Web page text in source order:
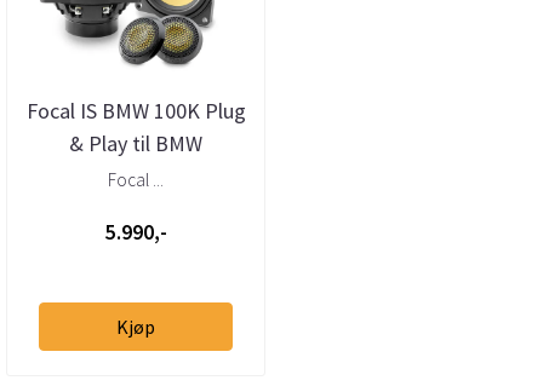
Focal IS BMW 100K Plug
& Play til BMW
Focal ...
5.990,-
Kjøp